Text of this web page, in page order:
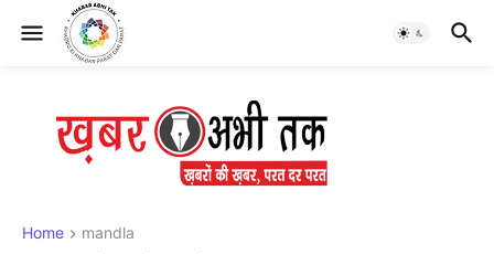
Home mandla